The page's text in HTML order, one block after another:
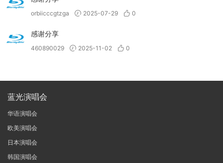
orbiicccgtzga 2025-07-29 0
感谢分享
460890029 2025-11-02 0
蓝光演唱会
华语演唱会
欧美演唱会
日本演唱会
韩国演唱会